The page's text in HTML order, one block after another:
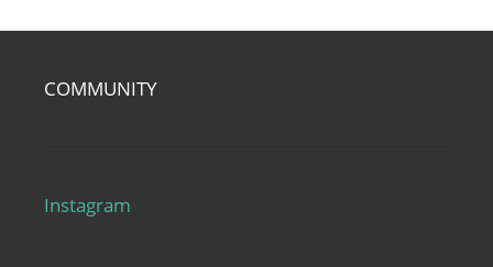
COMMUNITY
Instagram